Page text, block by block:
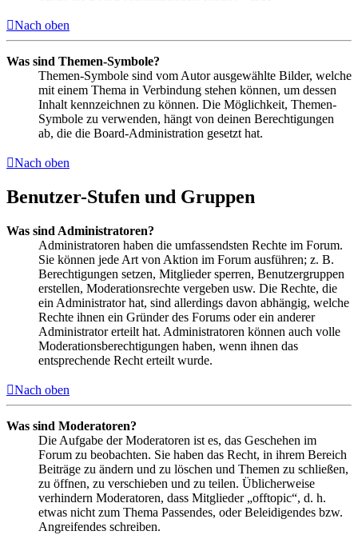
Nach oben
Was sind Themen-Symbole?
Themen-Symbole sind vom Autor ausgewählte Bilder, welche
mit einem Thema in Verbindung stehen können, um dessen
Inhalt kennzeichnen zu können. Die Möglichkeit, Themen-
Symbole zu verwenden, hängt von deinen Berechtigungen
ab, die die Board-Administration gesetzt hat.
Nach oben
Benutzer-Stufen und Gruppen
Was sind Administratoren?
Administratoren haben die umfassendsten Rechte im Forum.
Sie können jede Art von Aktion im Forum ausführen; z. B.
Berechtigungen setzen, Mitglieder sperren, Benutzergruppen
erstellen, Moderationsrechte vergeben usw. Die Rechte, die
ein Administrator hat, sind allerdings davon abhängig, welche
Rechte ihnen ein Gründer des Forums oder ein anderer
Administrator erteilt hat. Administratoren können auch volle
Moderationsberechtigungen haben, wenn ihnen das
entsprechende Recht erteilt wurde.
Nach oben
Was sind Moderatoren?
Die Aufgabe der Moderatoren ist es, das Geschehen im
Forum zu beobachten. Sie haben das Recht, in ihrem Bereich
Beiträge zu ändern und zu löschen und Themen zu schließen,
zu öffnen, zu verschieben und zu teilen. Üblicherweise
verhindern Moderatoren, dass Mitglieder „offtopic“, d. h.
etwas nicht zum Thema Passendes, oder Beleidigendes bzw.
Angreifendes schreiben.